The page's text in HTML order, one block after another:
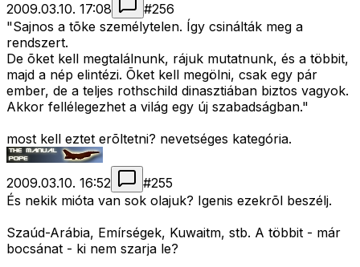
2009.03.10. 17:08 #256
"Sajnos a tõke személytelen. Így csinálták meg a
rendszert.
De õket kell megtalálnunk, rájuk mutatnunk, és a többit,
majd a nép elintézi. Õket kell megölni, csak egy pár
ember, de a teljes rothschild dinasztiában biztos vagyok.
Akkor fellélegezhet a világ egy új szabadságban."
most kell eztet erõltetni? nevetséges kategória.
2009.03.10. 16:52 #255
És nekik mióta van sok olajuk? Igenis ezekrõl beszélj.
Szaúd-Arábia, Emírségek, Kuwaitm, stb. A többit - már
bocsánat - ki nem szarja le?